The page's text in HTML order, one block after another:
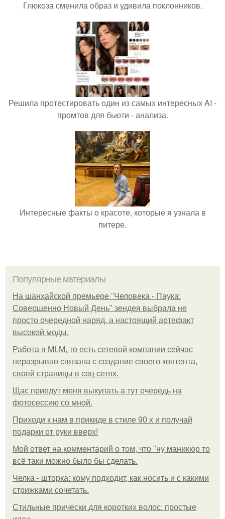
Глюкоза сменила образ и удивила поклонников.
Решила протестировать один из самых интересных AI -
промтов для бьюти - анализа.
Интересные факты о красоте, которые я узнала в
питере.
Популярные материалы
На шанхайской премьере "Человека - Паука:
Совершенно Новый День" зендея выбрала не
просто очередной наряд, а настоящий артефакт
высокой моды.
Работа в MLM, то есть сетевой компании сейчас
неразрывно связана с создание своего контента,
своей страницы в соц сетях.
Щас приедут меня выкупать а тут очередь на
фотосессию со мной.
Приходи к нам в прикиде в стиле 90 х и получай
подарки от руки вверх!
Мой ответ на комментарий о том, что "ну маникюр то
всё таки можно было бы сделать.
Челка - шторка: кому подходит, как носить и с какими
стрижками сочетать.
Стильные прически для коротких волос: простые